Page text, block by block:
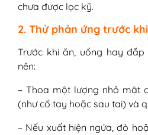
chưa được lọc kỹ.
2. Thử phản ứng trước
Trước khi ăn, uống hay
nên:
– Thoa một lượng nhỏ mật
(như cổ tay hoặc sau tai) và
– Nếu xuất hiện ngứa, đỏ